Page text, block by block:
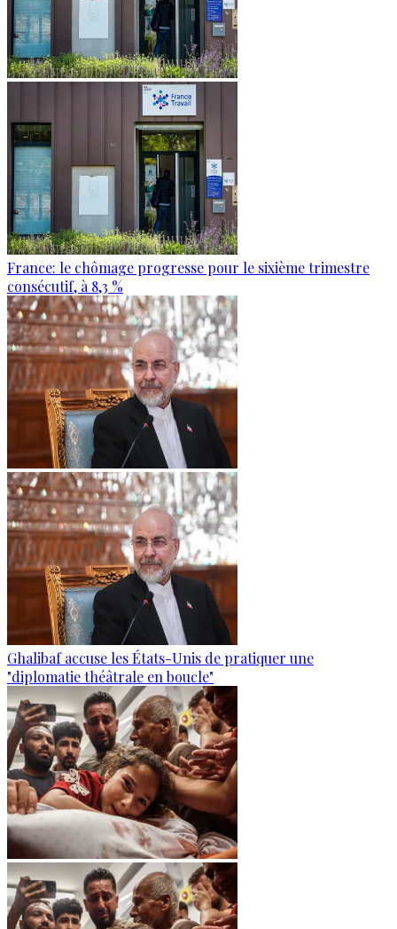
France: le chômage progresse pour le sixième trimestre
consécutif, à 8,3 %
Ghalibaf accuse les États-Unis de pratiquer une
"diplomatie théâtrale en boucle"